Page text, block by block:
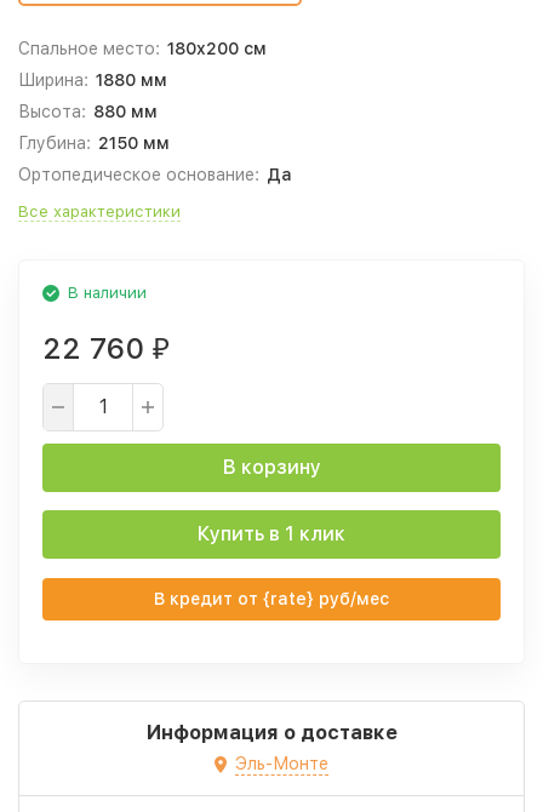
Спальное место: 180x200 см
Ширина: 1880 мм
Высота: 880 мм
Глубина: 2150 мм
Ортопедическое основание: Да
Все характеристики
В наличии
22 760 ₽
В корзину
Купить в 1 клик
В кредит от {rate} руб/мес
Информация о доставке
Эль-Монте